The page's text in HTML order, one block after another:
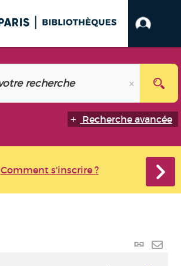
Recherche avancée
Comment s'inscrire ?
Lien